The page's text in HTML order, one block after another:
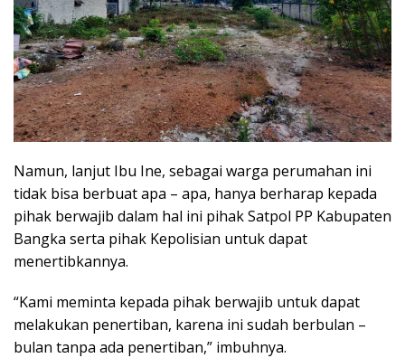
Namun, lanjut Ibu Ine, sebagai warga perumahan ini
tidak bisa berbuat apa – apa, hanya berharap kepada
pihak berwajib dalam hal ini pihak Satpol PP Kabupaten
Bangka serta pihak Kepolisian untuk dapat
menertibkannya.
“Kami meminta kepada pihak berwajib untuk dapat
melakukan penertiban, karena ini sudah berbulan –
bulan tanpa ada penertiban,” imbuhnya.